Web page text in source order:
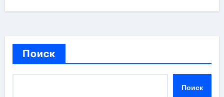
Поиск
Поиск